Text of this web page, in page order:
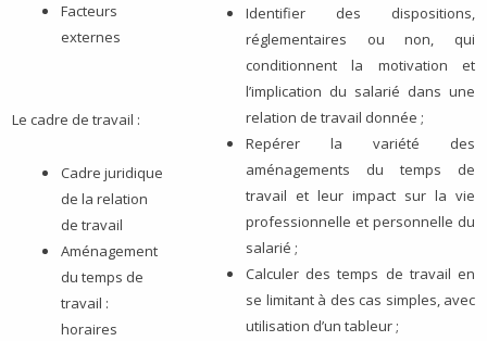
Facteurs
externes
Le cadre de travail :
Cadre juridique
de la relation
de travail
Aménagement
du temps de
travail :
horaires
Identifier des dispositions,
réglementaires ou non, qui
conditionnent la motivation et
l’implication du salarié dans une
relation de travail donnée ;
Repérer la variété des
aménagements du temps de
travail et leur impact sur la vie
professionnelle et personnelle du
salarié ;
Calculer des temps de travail en
se limitant à des cas simples, avec
utilisation d’un tableur ;